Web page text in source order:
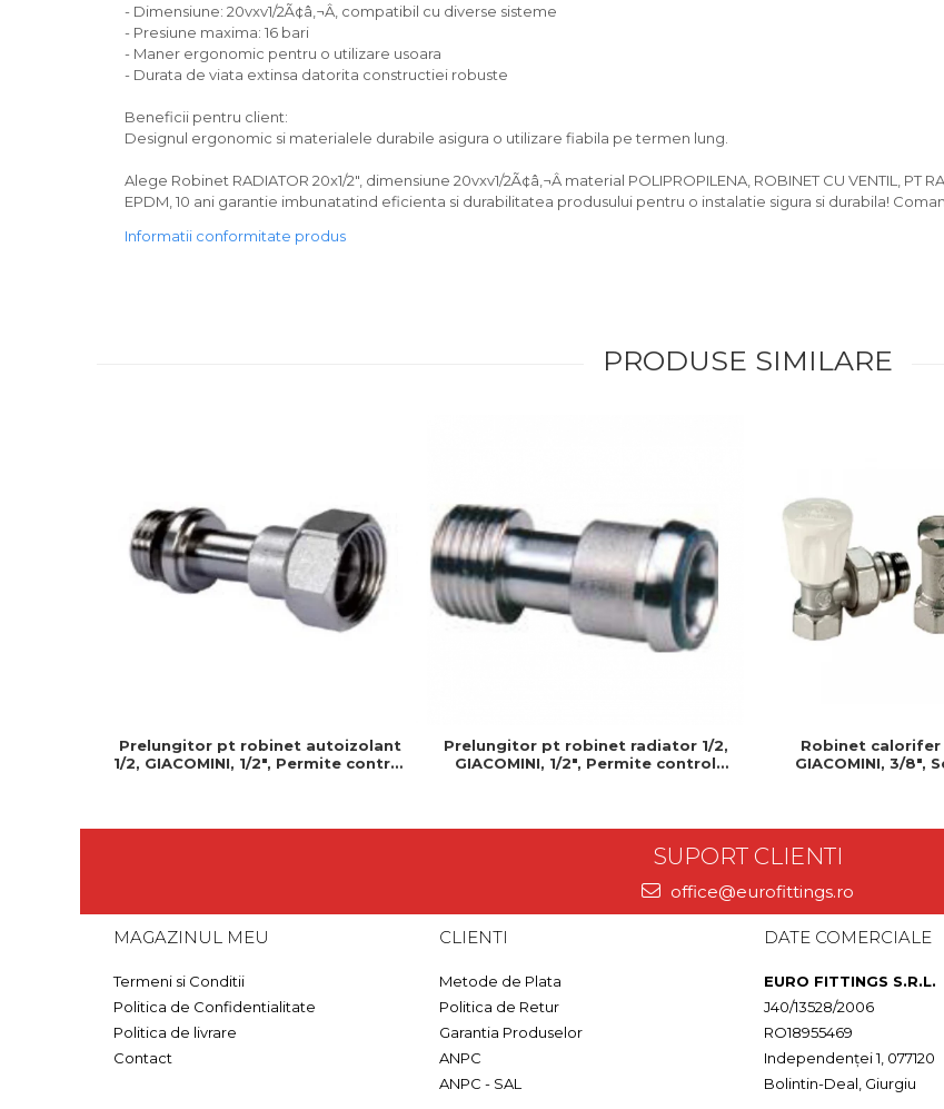
- Dimensiune: 20vxv1/2Ã¢â‚¬Â, compatibil cu diverse sisteme
- Presiune maxima: 16 bari
- Maner ergonomic pentru o utilizare usoara
- Durata de viata extinsa datorita constructiei robuste
Beneficii pentru client:
Designul ergonomic si materialele durabile asigura o utilizare fiabila pe termen lung.
Alege Robinet RADIATOR 20x1/2", dimensiune 20vxv1/2Ã¢â‚¬Â material POLIPROPILENA, ROBINET CU VENTIL, PT
EPDM, 10 ani garantie imbunatatind eficienta si durabilitatea produsului pentru o instalatie sigura si durabila!
Informatii conformitate produs
PRODUSE SIMILARE
Prelungitor pt robinet autoizolant
1/2, GIACOMINI, 1/2", Permite control
Prelungitor pt robinet radiator 1/2,
GIACOMINI, 1/2", Permite control
Robinet
GIACOMINI, 3/8",
SUPORT CLIENTI
office@eurofittings.ro
MAGAZINUL MEU
Termeni si Conditii
Politica de Confidentialitate
Politica de livrare
Contact
CLIENTI
Metode de Plata
Politica de Retur
Garantia Produselor
ANPC
ANPC - SAL
DATE COMERCIALE
EURO FITTINGS S.R.L.
J40/13528/2006
RO18955469
Independenței 1, 077120
Bolintin-Deal, Giurgiu